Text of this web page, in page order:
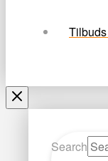
Search